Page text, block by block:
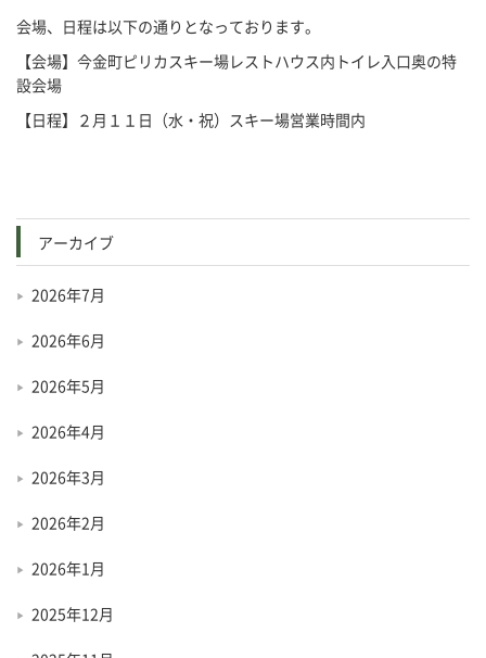
会場、日程は以下の通りとなっております。
【会場】今金町ピリカスキー場レストハウス内トイレ入口奥の特
設会場
【日程】２月１１日（水・祝）スキー場営業時間内
アーカイブ
2026年7月
2026年6月
2026年5月
2026年4月
2026年3月
2026年2月
2026年1月
2025年12月